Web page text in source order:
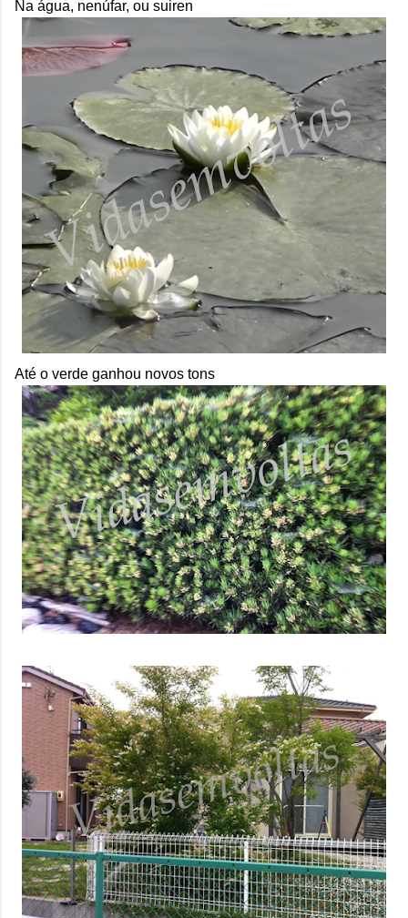
Na água, nenúfar, ou suiren
Até o verde ganhou novos tons